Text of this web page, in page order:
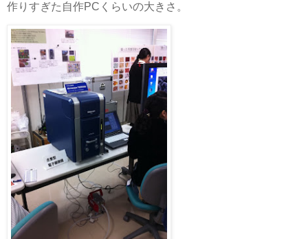
作りすぎた自作PCくらいの大きさ。